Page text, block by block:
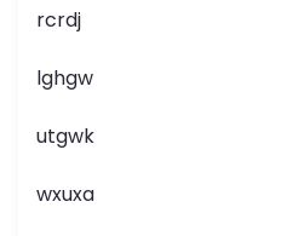
rcrdj
lghgw
utgwk
wxuxa